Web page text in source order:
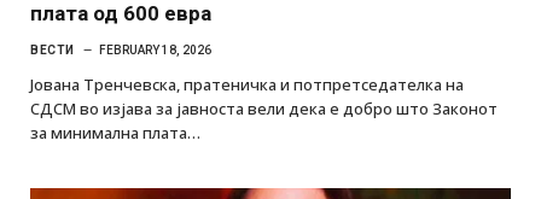
плата од 600 евра
ВЕСТИ FEBRUARY 18, 2026
Јована Тренчевска, пратеничка и потпретседателка на
СДСМ во изјава за јавноста вели дека е добро што Законот
за минимална плата…